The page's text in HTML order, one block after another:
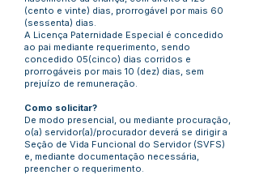
(cento e vinte) dias, prorrogável por mais 60
(sessenta) dias.
A Licença Paternidade Especial é concedido
ao pai mediante requerimento, sendo
concedido 05(cinco) dias corridos e
prorrogáveis por mais 10 (dez) dias, sem
prejuízo de remuneração.
Como solicitar?
De modo presencial, ou mediante procuração,
o(a) servidor(a)/procurador deverá se dirigir a
Seção de Vida Funcional do Servidor (SVFS)
e, mediante documentação necessária,
preencher o requerimento.